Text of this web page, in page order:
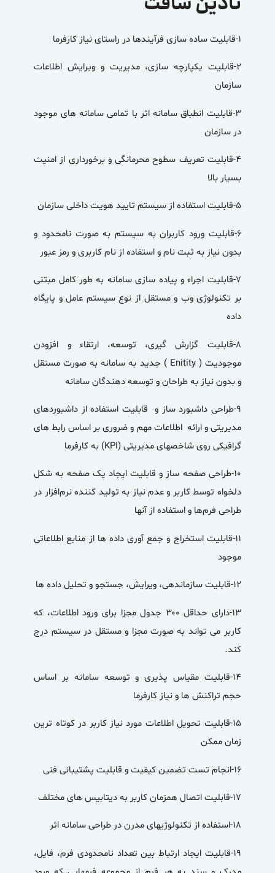
۱-قابلیت ساده سازی فرآیندها در راستای نیاز کارفرما
۲-قابلیت یکپارچه سازی، مدیریت و ویرایش اطلاعات
سازمان
۳-قابلیت انطباق سامانه اثر با تمامی سامانه های موجود
در سازمان
۴-قابلیت تعریف سطوح محرمانگی و برخورداری از امنیت
بسیار بالا
۵-قابلیت استفاده از سیستم تایید هویت داخلی سازمان
۶-قابلیت ورود کاربران به سیستم به صورت نامحدود و
بدون نیاز به ثبت نام و استفاده از نام کاربری و رمز عبور
۷-قابلیت اجراء و پیاده سازی سامانه به طور کامل مبتنی
بر تکنولوژی وب و مستقل از نوع سیستم عامل و پایگاه
داده
8-قابلیت گزارش گیری، توسعه، ارتقاء و افزودن
موجودیت ( Enitity ) جدید به سامانه به صورت مستقل
و بدون نیاز به طراحان و توسعه دهندگان سامانه
9-طراحی داشبورد ساز و قابلیت استفاده از داشبوردهای
مدیریتی و ارائه اطلاعات مهم و ضروری بر اساس رابط های
گرافیکی روی شاخصهای مدیریتی (KPI) به کارفرما
۱۰-طراحی صفحه ساز و قابلیت ایجاد یک صفحه به شکل
دلخواه توسط کاربر و عدم نیاز به تولید کننده نرم‌افزار در
طراحی فرم‌ها و استفاده از آنها
۱۱-قابلیت استخراج و جمع آوری داده ها از منابع اطلاعاتی
موجود
۱۲-قابلیت سازماندهی، ویرایش، جستجو و تحلیل داده ها
۱۳-دارای حداقل ۳۰۰ جدول مجزا برای ورود اطلاعات، که
کاربر می تواند به صورت مجزا و مستقل در سیستم درج
کند.
۱۴-قابلیت مقیاس پذیری و توسعه سامانه بر اساس
حجم تراکنش ها و نیاز کارفرما
۱۵-قابلیت تحویل اطلاعات مورد نیاز کاربر در کوتاه ترین
زمان ممکن
۱۶-انجام تست تضمین کیفیت و قابلیت پشتیبانی فنی
۱۷-قابلیت اتصال همزمان کاربر به دیتابیس های مختلف
۱۸-استفاده از تکنولوژیهای مدرن در طراحی سامانه اثر
۱۹-قابلیت ایجاد ارتباط بین تعداد نامحدودی فرم، فایل،